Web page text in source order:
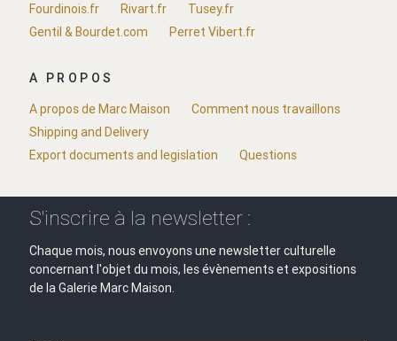
Fourdinois.fr
Rivart.fr
Tusey.fr
Gentil & Bourdet.com
Perret Vibert.fr
A PROPOS
A propos de Marc Maison
Comment nous travaillons
Shipping and Delivery
Export documents and legislation
Questions
S'inscrire à la newsletter :
Chaque mois, nous envoyons une newsletter culturelle
concernant l'objet du mois, les évènements et expositions
de la Galerie Marc Maison.